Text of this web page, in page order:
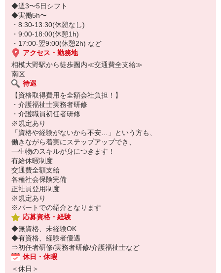
など
◆週3〜5日シフト
◆実働5h〜
・8:30-13:30(休憩なし)
・9:00-18:00(休憩1h)
・17:00-翌9:00(休憩2h) など
アクセス・勤務地
相模大野駅から徒歩圏内≪交通費全支給≫
南区
待遇
【資格取得費用を全額会社負担！】
・介護福祉士実務者研修
・介護職員初任者研修
※規定あり
「資格や経験がないから不安…」という方も、
働きながら着実にステップアップでき、
一生物のスキルが身につきます！
有給休暇制度
交通費全額支給
各種社会保険完備
正社員登用制度
※規定あり
※パートでの紹介となります
応募資格・経験
◆無資格、未経験OK
◆有資格、経験者優遇
⇒初任者研修/実務者研修/介護福祉士など
休日・休暇
＜休日＞